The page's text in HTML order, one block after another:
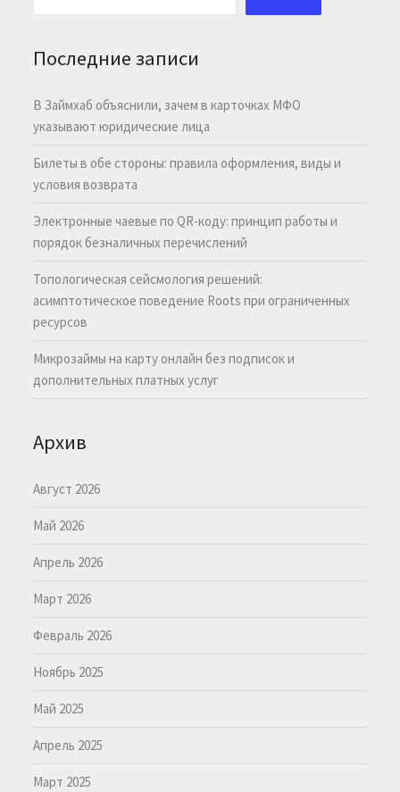
Последние записи
В Займхаб объяснили, зачем в карточках МФО
указывают юридические лица
Билеты в обе стороны: правила оформления, виды и
условия возврата
Электронные чаевые по QR-коду: принцип работы и
порядок безналичных перечислений
Топологическая сейсмология решений:
асимптотическое поведение Roots при ограниченных
ресурсов
Микрозаймы на карту онлайн без подписок и
дополнительных платных услуг
Архив
Август 2026
Май 2026
Апрель 2026
Март 2026
Февраль 2026
Ноябрь 2025
Май 2025
Апрель 2025
Март 2025